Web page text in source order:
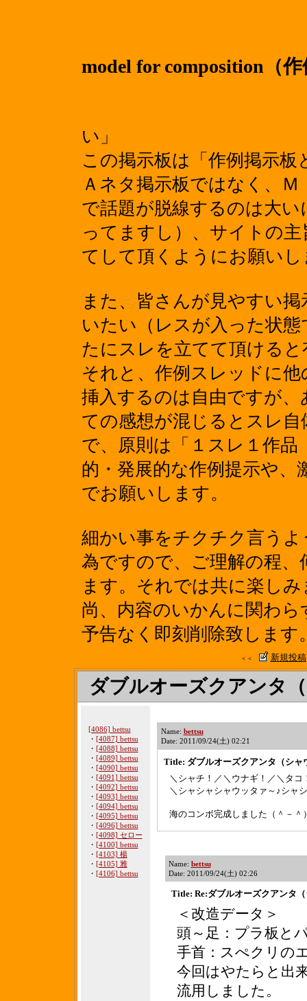
model for composition（
い」
この掲示板は「作例掲示
Ａネタ掲示板ではなく、
で話題が脱線するのは大
ってますし）、サイトの
てして頂くようにお願いし
また、皆さんが見やすい
いたい（レスが入った状
たにスレを立てて頂ける
それと、作例スレッドに
挿入するのは自由ですが
ての感想が混じるとスレ
で、原則は「１スレ１作
的・発展的な作例提示や、
でお願いします。
細かい事をチクチク言う
為ですので、ご理解の程
ます。それでは共に楽し
尚、内容のいかんに関わ
予告なく即刻削除致します
＜＜ 新規投稿
ダブルオーズクアンタ
[4086] bettsu
・ [4087] bettsu
・ [4088] bettsu
・ [4089] bettsu
・ [4090] bettsu
・ [4091] bettsu
・ [4092] bettsu
・ [4093] bettsu
・ [4094] bettsu
・ [4095] bettsu
・ [4096] bettsu
・ [4098] セロー
・ [4100] bettsu
・ [4103] 楊
・ [4105] 雅
・ [4106] bettsu
Name: bettsu
Date: 2011/09/24(土) 02:21
Title: ダブルオーズクアンタ（シャ
＼シャチ！／＼ウナギ！／＼タコ
＼シャシャシャウッタァ～♪シャ
海のコンボ完成しました（＾－＾
Name: bettsu
Date: 2011/09/24(土) 02:26
Title: Re:ダブルオーズクアンタ
＜改造データ＞
頭～足：プラ板と
手首：スぺクリの
今回はやたらと出
流用しました。